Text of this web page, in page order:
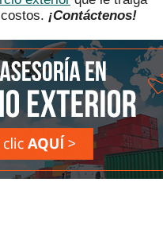
¡Contáctenos!